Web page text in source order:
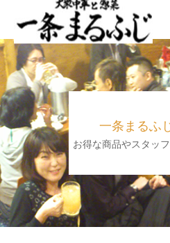
一条まるふ
お得な商品やスタッ
HOME
まるふじ絵日記
夜メニュー
宴会
ランチ